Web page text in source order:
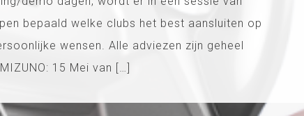
bepaald welke clubs het best aansluiten op
wensen. Alle adviezen zijn geheel
15 Mei van […]